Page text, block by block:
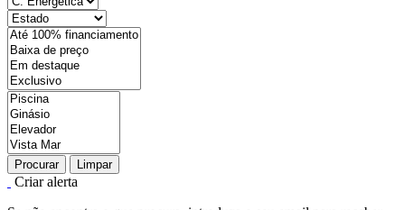
Procurar Limpar
Criar alerta